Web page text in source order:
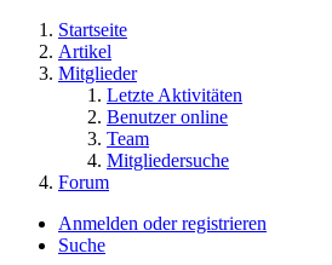
Startseite
Artikel
Mitglieder
Letzte Aktivitäten
Benutzer online
Team
Mitgliedersuche
Forum
Anmelden oder registrieren
Suche